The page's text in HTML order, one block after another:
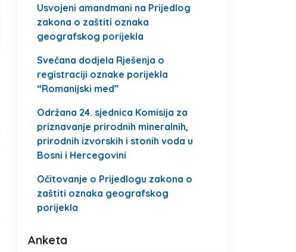
Usvojeni amandmani na Prijedlog
zakona o zaštiti oznaka
geografskog porijekla
Svečana dodjela Rješenja o
registraciji oznake porijekla
“Romanijski med”
Održana 24. sjednica Komisija za
priznavanje prirodnih mineralnih,
prirodnih izvorskih i stonih voda u
Bosni i Hercegovini
Očitovanje o Prijedlogu zakona o
zaštiti oznaka geografskog
porijekla
Anketa